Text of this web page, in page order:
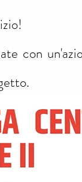
con